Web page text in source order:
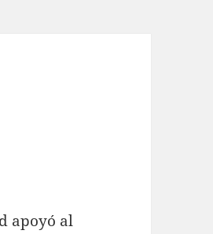
apoyó al